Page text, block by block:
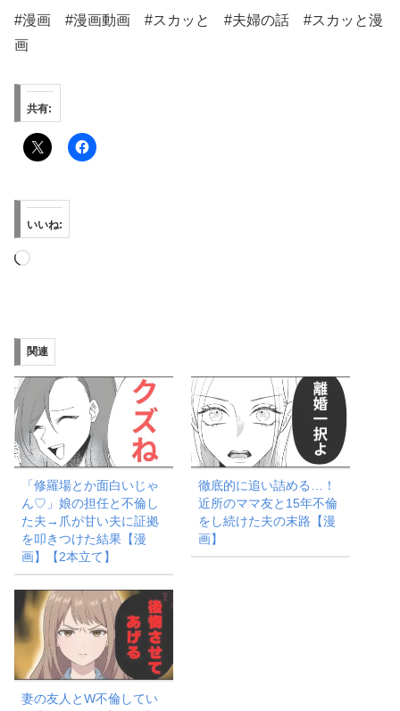
#漫画 #漫画動画 #スカッと #夫婦の話 #スカッと漫
画
共有:
いいね:
読
み
中…
関連
「修羅場とか面白いじゃ
ん♡」娘の担任と不倫し
た夫→爪が甘い夫に証拠
を叩きつけた結果【漫
画】【2本立て】
徹底的に追い詰める…！
近所のママ友と15年不倫
をし続けた夫の末路【漫
画】
妻の友人とW不倫してい